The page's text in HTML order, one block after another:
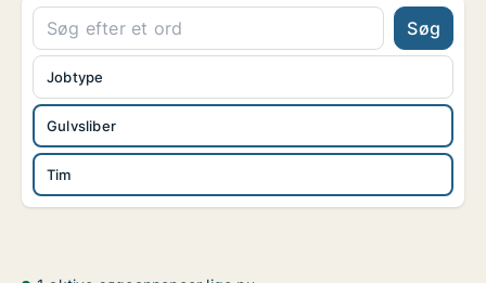
Søg
Gulvsliber
Tim
Jobtype